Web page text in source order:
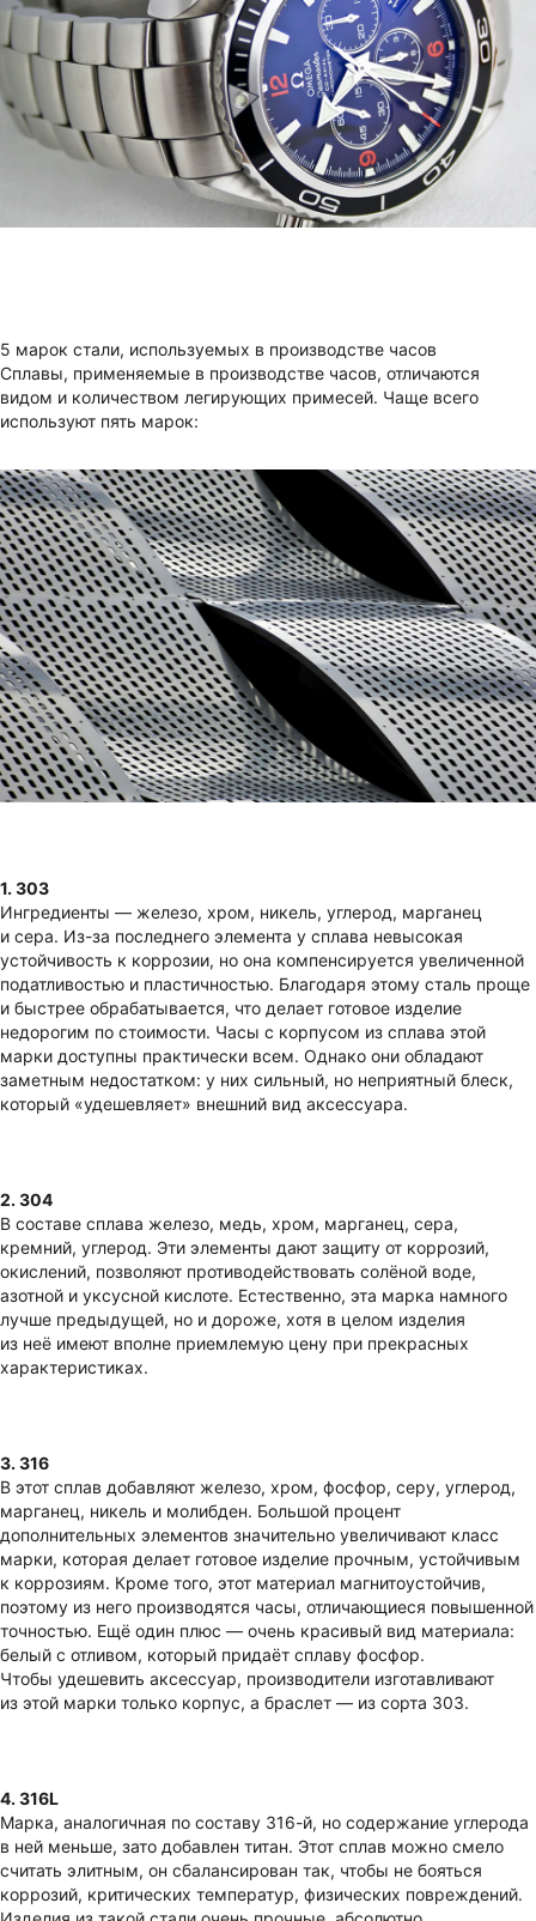
5 марок стали, используемых в производстве часов
Сплавы, применяемые в производстве часов, отличаются
видом и количеством легирующих примесей. Чаще всего
используют пять марок:
1. 303
Ингредиенты — железо, хром, никель, углерод, марганец
и сера. Из-за последнего элемента у сплава невысокая
устойчивость к коррозии, но она компенсируется увеличенной
податливостью и пластичностью. Благодаря этому сталь проще
и быстрее обрабатывается, что делает готовое изделие
недорогим по стоимости. Часы с корпусом из сплава этой
марки доступны практически всем. Однако они обладают
заметным недостатком: у них сильный, но неприятный блеск,
который «удешевляет» внешний вид аксессуара.
2. 304
В составе сплава железо, медь, хром, марганец, сера,
кремний, углерод. Эти элементы дают защиту от коррозий,
окислений, позволяют противодействовать солёной воде,
азотной и уксусной кислоте. Естественно, эта марка намного
лучше предыдущей, но и дороже, хотя в целом изделия
из неё имеют вполне приемлемую цену при прекрасных
характеристиках.
3. 316
В этот сплав добавляют железо, хром, фосфор, серу, углерод,
марганец, никель и молибден. Большой процент
дополнительных элементов значительно увеличивают класс
марки, которая делает готовое изделие прочным, устойчивым
к коррозиям. Кроме того, этот материал магнитоустойчив,
поэтому из него производятся часы, отличающиеся повышенной
точностью. Ещё один плюс — очень красивый вид материала:
белый с отливом, который придаёт сплаву фосфор.
Чтобы удешевить аксессуар, производители изготавливают
из этой марки только корпус, а браслет — из сорта 303.
4. 316L
Марка, аналогичная по составу 316-й, но содержание углерода
в ней меньше, зато добавлен титан. Этот сплав можно смело
считать элитным, он сбалансирован так, чтобы не бояться
коррозий, критических температур, физических повреждений.